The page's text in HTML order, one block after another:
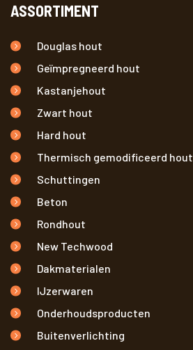
ASSORTIMENT
Douglas hout
Geïmpregneerd hout
Kastanjehout
Zwart hout
Hard hout
Thermisch gemodificeerd hout
Schuttingen
Beton
Rondhout
New Techwood
Dakmaterialen
IJzerwaren
Onderhoudsproducten
Buitenverlichting